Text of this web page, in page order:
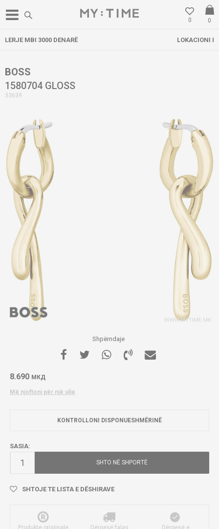
0
0
LOKACIONI I RI NË GOSTIVAR
BOSS
1580704 GLOSS
33639
Shpërndaje
8.690 МКД
Më njoftoni për një ulje
KONTROLLONI DISPONUESHMËRINË
SASIA:
SHTO NË SHPORTË
SHTOJE TE LISTA E DËSHIRAVE
Produkte origjinale Dërgesë falas
Dërgesë e